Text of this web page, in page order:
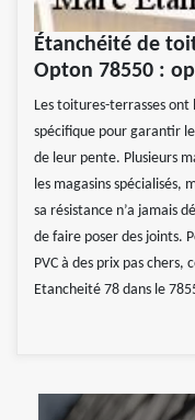
Étanchéité de
Opton 78550 :
Les toitures-terrasses
spécifique pour garantir
de leur pente. Plusieurs
les magasins spécialisés,
sa résistance n’a jamais
de faire poser des joints.
PVC à des prix pas chers,
Etancheité 78 dans le